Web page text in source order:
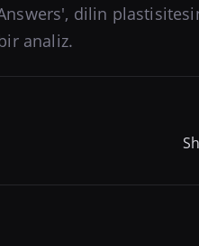
dilin
analiz.